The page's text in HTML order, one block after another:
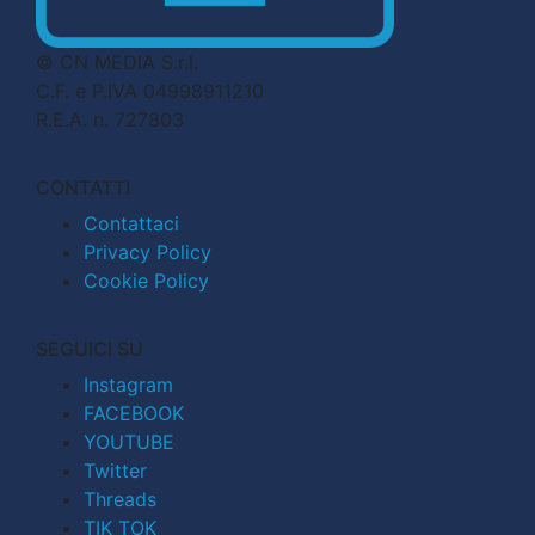
© CN MEDIA S.r.l.
C.F. e P.IVA 04998911210
R.E.A. n. 727803
CONTATTI
Contattaci
Privacy Policy
Cookie Policy
SEGUICI SU
Instagram
FACEBOOK
YOUTUBE
Twitter
Threads
TIK TOK